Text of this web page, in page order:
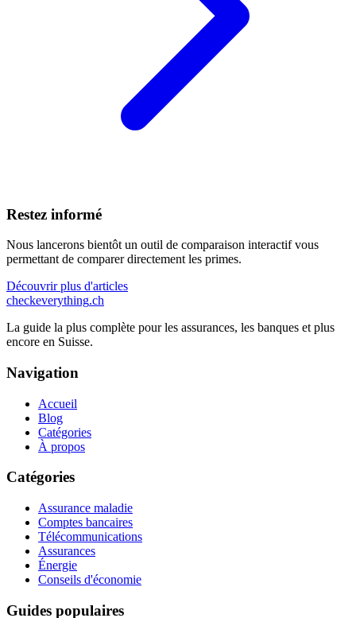
Restez informé
Nous lancerons bientôt un outil de comparaison interactif vous
permettant de comparer directement les primes.
Découvrir plus d'articles
checkeverything.ch
La guide la plus complète pour les assurances, les banques et plus
encore en Suisse.
Navigation
Accueil
Blog
Catégories
À propos
Catégories
Assurance maladie
Comptes bancaires
Télécommunications
Assurances
Énergie
Conseils d'économie
Guides populaires